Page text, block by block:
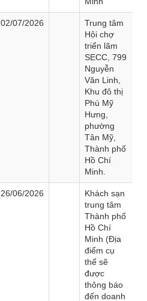
02/07/2026
Trung tâm
Hội chợ
triển lãm
SECC, 799
Nguyễn
Văn Linh,
Khu đô thị
Phú Mỹ
Hưng,
phường
Tân Mỹ,
Thành phố
Hồ Chí
Minh.
26/06/2026
Khách sạn
trung tâm
Thành phố
Hồ Chí
Minh (Địa
điểm cụ
thể sẽ
được
thông báo
đến doanh